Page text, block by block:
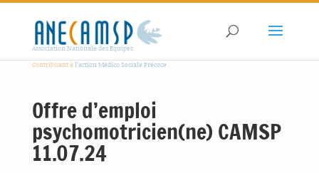
Association Nationale des Equipes
Contribuant àl'action Médico Sociale Précoce
Offre d’emploi
psychomotricien(ne) CAMSP
11.07.24